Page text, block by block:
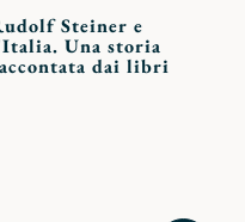
Steiner e
Una storia
dai libri